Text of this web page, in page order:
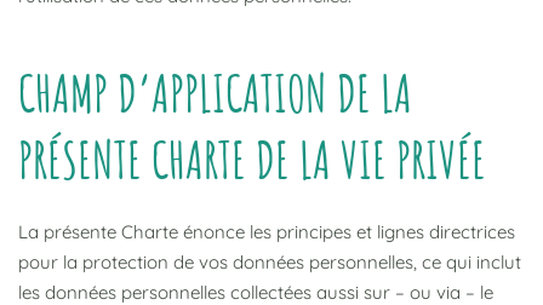
CHAMP D’APPLICATION DE LA
PRÉSENTE CHARTE DE LA VIE PRIVÉE
La présente Charte énonce les principes et lignes directrices
pour la protection de vos données personnelles, ce qui inclut
les données personnelles collectées aussi sur – ou via – le